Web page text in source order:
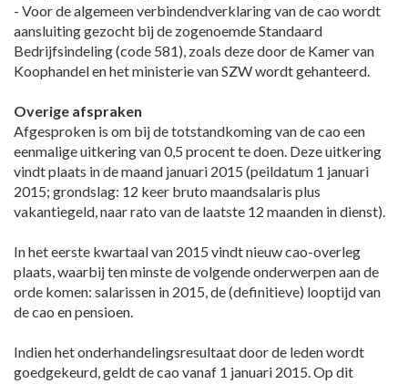
- Voor de algemeen verbindendverklaring van de cao wordt
aansluiting gezocht bij de zogenoemde Standaard
Bedrijfsindeling (code 581), zoals deze door de Kamer van
Koophandel en het ministerie van SZW wordt gehanteerd.
Overige afspraken
Afgesproken is om bij de totstandkoming van de cao een
eenmalige uitkering van 0,5 procent te doen. Deze uitkering
vindt plaats in de maand januari 2015 (peildatum 1 januari
2015; grondslag: 12 keer bruto maandsalaris plus
vakantiegeld, naar rato van de laatste 12 maanden in dienst).
In het eerste kwartaal van 2015 vindt nieuw cao-overleg
plaats, waarbij ten minste de volgende onderwerpen aan de
orde komen: salarissen in 2015, de (definitieve) looptijd van
de cao en pensioen.
Indien het onderhandelingsresultaat door de leden wordt
goedgekeurd, geldt de cao vanaf 1 januari 2015. Op dit